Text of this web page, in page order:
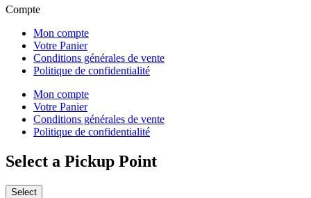
Compte
Mon compte
Votre Panier
Conditions générales de vente
Politique de confidentialité
Mon compte
Votre Panier
Conditions générales de vente
Politique de confidentialité
Select a Pickup Point
Select